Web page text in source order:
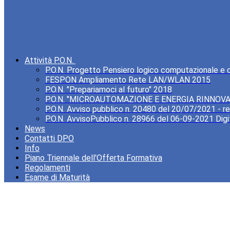
Attività P.O.N.
P.O.N. Progetto Pensiero logico computazionale e
FESPON Ampliamento Rete LAN/WLAN 2015
P.O.N. "Prepariamoci al futuro" 2018
P.O.N. "MICROAUTOMAZIONE E ENERGIA
P.O.N. Avviso pubblico n. 20480 del 20/07/2021 -
P.O.N. AvvisoPubblico n. 28966 del 06-09-2021
News
Contatti DPO
Info
Piano Triennale dell'Offerta Formativa
Regolamenti
Esame di Maturità